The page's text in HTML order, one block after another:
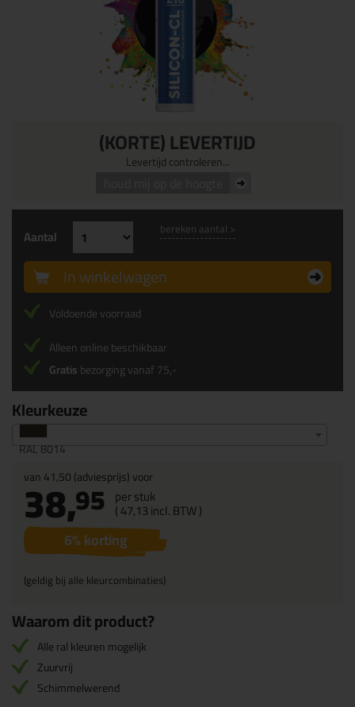
(KORTE) LEVERTIJD
Levertijd controleren...
Kleurkeuze
RAL 8014
van41,50(adviesprijs) voor
38,95 per stuk
(47,13incl. BTW )
6% korting
(geldig bij alle kleurcombinaties)
Aantal bereken aantal >
In winkelwagen
Voldoende voorraad
Alleen online beschikbaar
Gratisbezorging vanaf 75,-
Waarom dit product?
Alle ral kleuren mogelijk
Zuurvrij
Schimmelwerend